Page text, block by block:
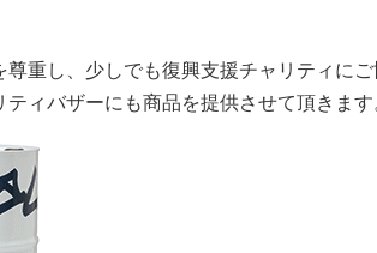
重し、少しでも復興支援チャリティに
ィバザーにも商品を提供させて頂きます